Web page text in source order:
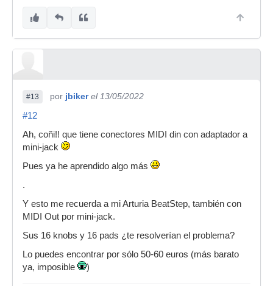
#13 por jbiker el 13/05/2022
#12
Ah, coñi!! que tiene conectores MIDI din con adaptador a
mini-jack
Pues ya he aprendido algo más
.
Y esto me recuerda a mi Arturia BeatStep, también con
MIDI Out por mini-jack.
Sus 16 knobs y 16 pads ¿te resolverían el problema?
Lo puedes encontrar por sólo 50-60 euros (más barato
ya, imposible
)